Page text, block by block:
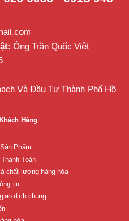
Ông Trần Quốc Việt
Và Đầu Tư Thành Phố Hồ
Hàng
Phẩm
Toán
chất lượng hàng hóa
tin
dịch chung